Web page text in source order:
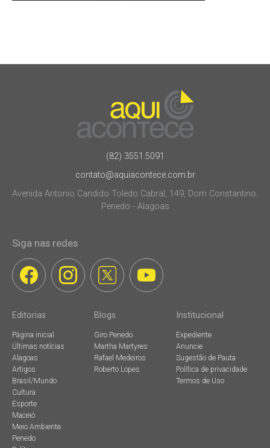
(82) 3551.5091
contato@aquiacontece.com.br
Avenida Antonio Candido Toledo Cabral, 149, Dom Constantino.
Penedo - Alagoas
Siga nas redes
Editorias
Página inicial
Últimas notícias
Alagoas
Artigos
Brasil/Mundo
Cultura
Esporte
Maceió
Meio Ambiente
Penedo
Blogs
Giro Penedo
Martha Martyres
Rafael Medeiros
Roberto Lopes
Institucional
Expediente
Anuncie
Sugestão de Pauta
Política de privacidade
Termos de Uso